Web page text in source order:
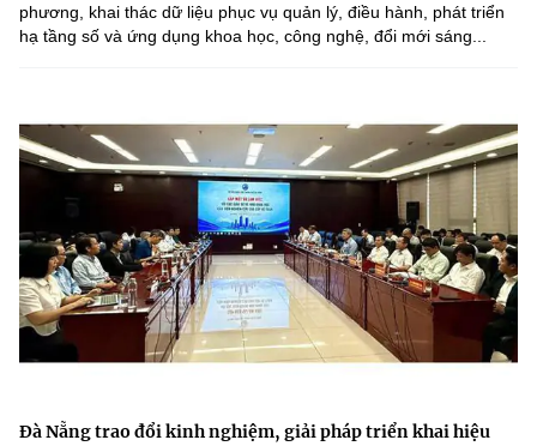
phương, khai thác dữ liệu phục vụ quản lý, điều hành, phát triển
hạ tầng số và ứng dụng khoa học, công nghệ, đổi mới sáng...
Đà Nẵng trao đổi kinh nghiệm, giải pháp triển khai hiệu